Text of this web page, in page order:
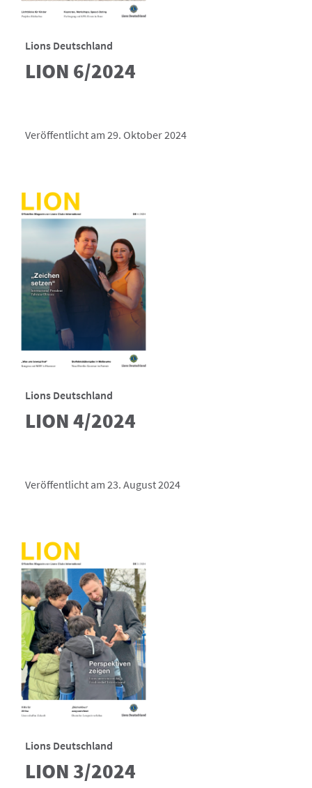
Lions Deutschland
LION 6/2024
Veröffentlicht am 29. Oktober 2024
Lions Deutschland
LION 4/2024
Veröffentlicht am 23. August 2024
Lions Deutschland
LION 3/2024